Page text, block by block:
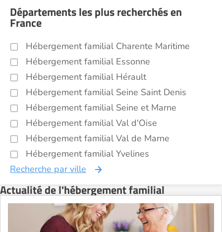
Départements les plus recherchés en
France
Hébergement familial Charente Maritime
Hébergement familial Essonne
Hébergement familial Hérault
Hébergement familial Seine Saint Denis
Hébergement familial Seine et Marne
Hébergement familial Val d'Oise
Hébergement familial Val de Marne
Hébergement familial Yvelines
Recherche par ville
Actualité de l'hébergement familial